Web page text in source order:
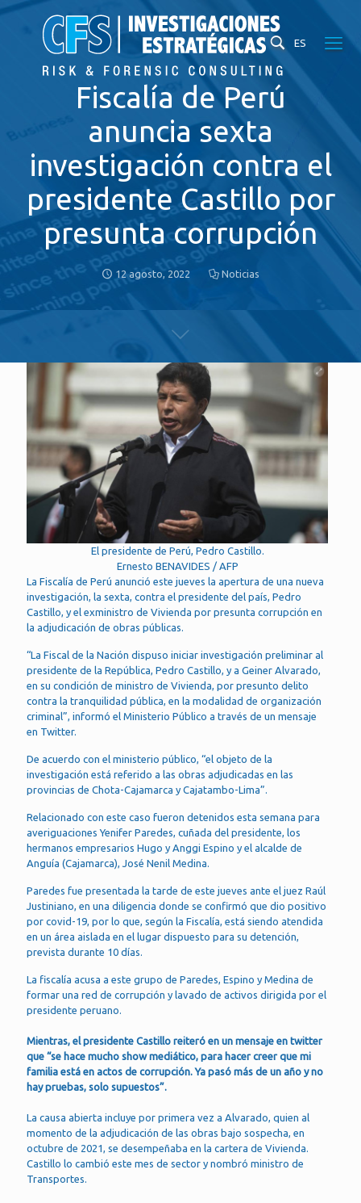
ES
Fiscalía de Perú
anuncia sexta
investigación contra el
presidente Castillo por
presunta corrupción
12 agosto, 2022 Noticias
El presidente de Perú, Pedro Castillo.
Ernesto BENAVIDES / AFP
La Fiscalía de Perú anunció este jueves la apertura de una nueva
investigación, la sexta, contra el presidente del país, Pedro
Castillo, y el exministro de Vivienda por presunta corrupción en
la adjudicación de obras públicas.
“La Fiscal de la Nación dispuso iniciar investigación preliminar al
presidente de la República, Pedro Castillo, y a Geiner Alvarado,
en su condición de ministro de Vivienda, por presunto delito
contra la tranquilidad pública, en la modalidad de organización
criminal”, informó el Ministerio Público a través de un mensaje
en Twitter.
De acuerdo con el ministerio público, “el objeto de la
investigación está referido a las obras adjudicadas en las
provincias de Chota-Cajamarca y Cajatambo-Lima”.
Relacionado con este caso fueron detenidos esta semana para
averiguaciones Yenifer Paredes, cuñada del presidente, los
hermanos empresarios Hugo y Anggi Espino y el alcalde de
Anguía (Cajamarca), José Nenil Medina.
Paredes fue presentada la tarde de este jueves ante el juez Raúl
Justiniano, en una diligencia donde se confirmó que dio positivo
por covid-19, por lo que, según la Fiscalía, está siendo atendida
en un área aislada en el lugar dispuesto para su detención,
prevista durante 10 días.
La fiscalía acusa a este grupo de Paredes, Espino y Medina de
formar una red de corrupción y lavado de activos dirigida por el
presidente peruano.
Mientras, el presidente Castillo reiteró en un mensaje en twitter
que “se hace mucho show mediático, para hacer creer que mi
familia está en actos de corrupción. Ya pasó más de un año y no
hay pruebas, solo supuestos”.
La causa abierta incluye por primera vez a Alvarado, quien al
momento de la adjudicación de las obras bajo sospecha, en
octubre de 2021, se desempeñaba en la cartera de Vivienda.
Castillo lo cambió este mes de sector y nombró ministro de
Transportes.